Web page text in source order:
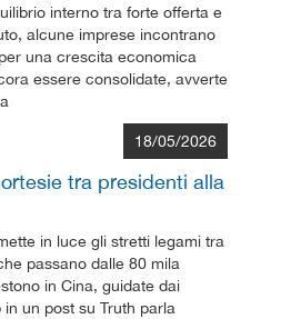
interno tra forte offerta e
alcune imprese incontrano
una crescita economica
essere consolidate, avverte
18/05/2026
tra presidenti alla
in luce gli stretti legami tra
passano dalle 80 mila
in Cina, guidate dai
un post su Truth parla